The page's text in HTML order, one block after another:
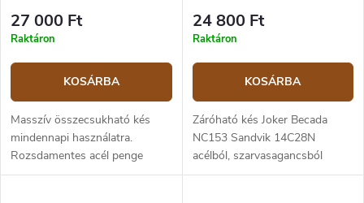
27 000 Ft
Raktáron
KOSÁRBA
Masszív összecsukható kés
mindennapi használatra.
Rozsdamentes acél penge
14C28N Penge hossza 10 cm,
24 800 Ft
Raktáron
KOSÁRBA
Záróható kés Joker Becada
NC153 Sandvik 14C28N
acélból, szarvasagancsból
készült markolattal. A penge